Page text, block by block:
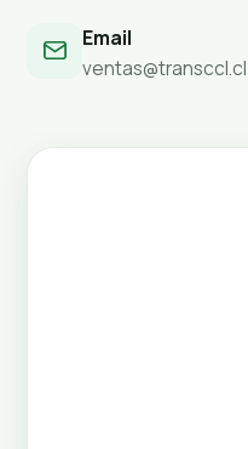
Email
ventas@transccl.cl